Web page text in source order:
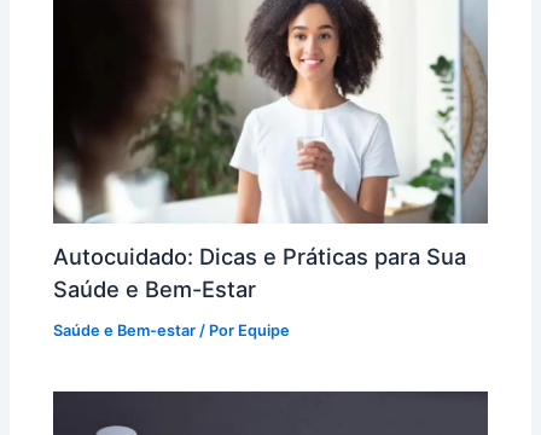
Autocuidado: Dicas e Práticas para Sua
Saúde e Bem-Estar
Saúde e Bem-estar / Por Equipe